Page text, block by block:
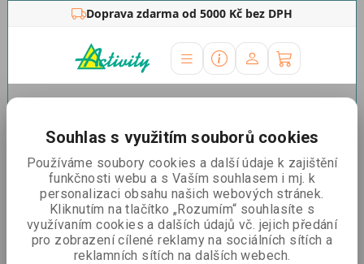
Doprava zdarma od 5000 Kč bez DPH
Náhradní tisk Sidius 3x3
střecha
Souhlas s využitím souborů cookies
Používáme soubory cookies a další údaje k zajištění
funkčnosti webu a s Vaším souhlasem i mj. k
personalizaci obsahu našich webových stránek.
Kliknutím na tlačítko „Rozumím“ souhlasíte s
využívaním cookies a dalších údajů vč. jejich předání
pro zobrazení cílené reklamy na sociálních sítích a
reklamních sítích na dalších webech.